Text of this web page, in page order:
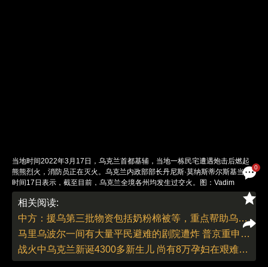
0
当地时间2022年3月17日，乌克兰首都基辅，当地一栋民宅遭遇炮击后燃起
熊熊烈火，消防员正在灭火。乌克兰内政部部长丹尼斯·莫纳斯蒂尔斯基当地
时间17日表示，截至目前，乌克兰全境各州均发生过交火。图：Vadim
Ghirda/人民视觉
责任编辑：曹艳 | 版面编辑：曹艳
相关阅读:
中方：援乌第三批物资包括奶粉棉被等，重点帮助乌克兰流离失所儿童
马里乌波尔一间有大量平民避难的剧院遭炸 普京重申无意占领乌克兰
战火中乌克兰新诞4300多新生儿 尚有8万孕妇在艰难条件下临产